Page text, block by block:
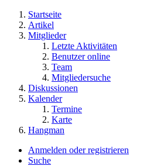
Startseite
Artikel
Mitglieder
Letzte Aktivitäten
Benutzer online
Team
Mitgliedersuche
Diskussionen
Kalender
Termine
Karte
Hangman
Anmelden oder registrieren
Suche